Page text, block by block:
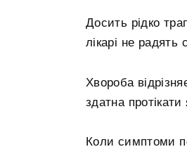
Досить рідко
лікарі не
Хвороба
здатна
Коли симптоми